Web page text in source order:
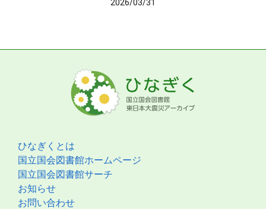
2026/03/31
ひなぎくとは
国立国会図書館ホームページ
国立国会図書館サーチ
お知らせ
お問い合わせ